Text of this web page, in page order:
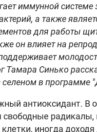
иммунной
а также
для работы
он влияет на
Тамара Синько
селеном в программе
антиоксидант. В
свободные радикалы,
иногда